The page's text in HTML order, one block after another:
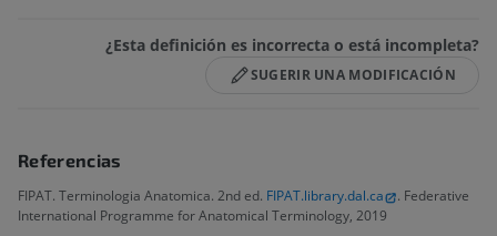
¿Esta definición es incorrecta o está incompleta?
SUGERIR UNA MODIFICACIÓN
Referencias
FIPAT. Terminologia Anatomica. 2nd ed. FIPAT.library.dal.ca
. Federative
International Programme for Anatomical Terminology, 2019